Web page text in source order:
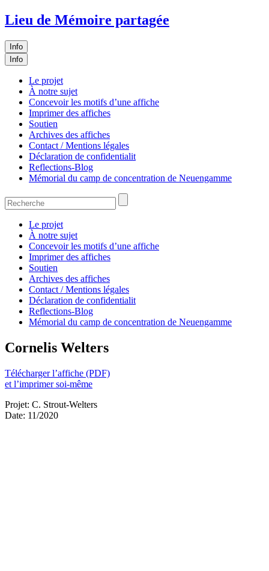
Lieu de Mémoire partagée
Info
Info
Le projet
À notre sujet
Concevoir les motifs d’une affiche
Imprimer des affiches
Soutien
Archives des affiches
Contact / Mentions légales
Déclaration de confidentialit
Reflections-Blog
Mémorial du camp de concentration de Neuengamme
Le projet
À notre sujet
Concevoir les motifs d’une affiche
Imprimer des affiches
Soutien
Archives des affiches
Contact / Mentions légales
Déclaration de confidentialit
Reflections-Blog
Mémorial du camp de concentration de Neuengamme
Cornelis Welters
Télécharger l’affiche (PDF)
et l’imprimer soi-même
Projet: C. Strout-Welters
Date: 11/2020